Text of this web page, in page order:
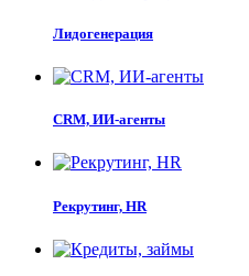
Лидогенерация
CRM, ИИ-агенты
Рекрутинг, HR